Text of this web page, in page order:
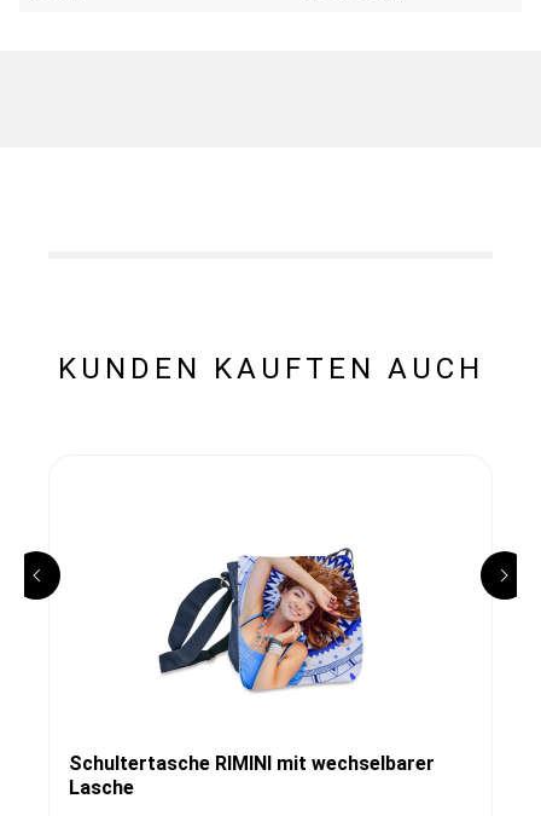
KUNDEN KAUFTEN AUCH
Schultertasche RIMINI mit wechselbarer
Lasche